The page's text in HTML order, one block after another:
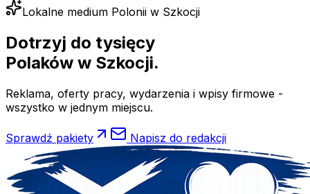
Lokalne medium Polonii w Szkocji
Dotrzyj do tysięcy
Polaków w Szkocji.
Reklama, oferty pracy, wydarzenia i wpisy firmowe -
wszystko w jednym miejscu.
Sprawdź pakiety Napisz do redakcji